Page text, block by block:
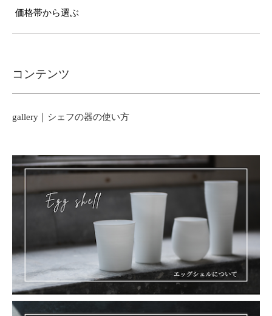
価格帯から選ぶ
コンテンツ
gallery｜シェフの器の使い方